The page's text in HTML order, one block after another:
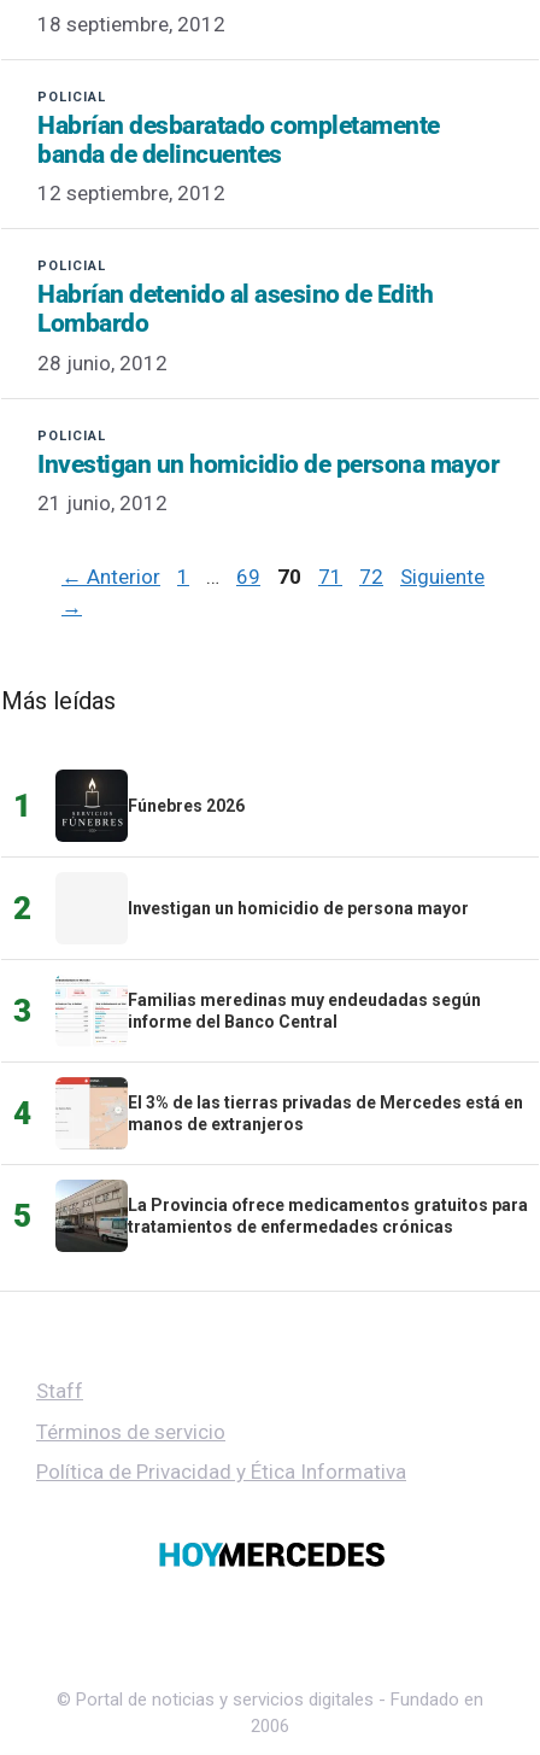
18 septiembre, 2012
Habrían desbaratado completamente
banda de delincuentes
12 septiembre, 2012
Habrían detenido al asesino de Edith
Lombardo
28 junio, 2012
Investigan un homicidio de persona mayor
21 junio, 2012
← Anterior Página
1 … Página
69 Página
70 Página
71 Página
72
Siguiente
→
Más leídas
1 Fúnebres 2026
2 Investigan un homicidio de persona mayor
3
Familias meredinas muy endeudadas según
informe del Banco Central
4
El 3% de las tierras privadas de Mercedes está en
manos de extranjeros
5
La Provincia ofrece medicamentos gratuitos para
tratamientos de enfermedades crónicas
Staff
Términos de servicio
Política de Privacidad y Ética Informativa
© Portal de noticias y servicios digitales - Fundado en
2006